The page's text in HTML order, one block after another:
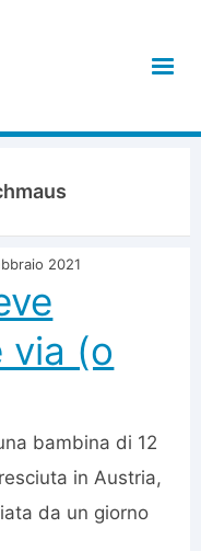
2021
via (o
bambina di 12
in Austria,
da un giorno